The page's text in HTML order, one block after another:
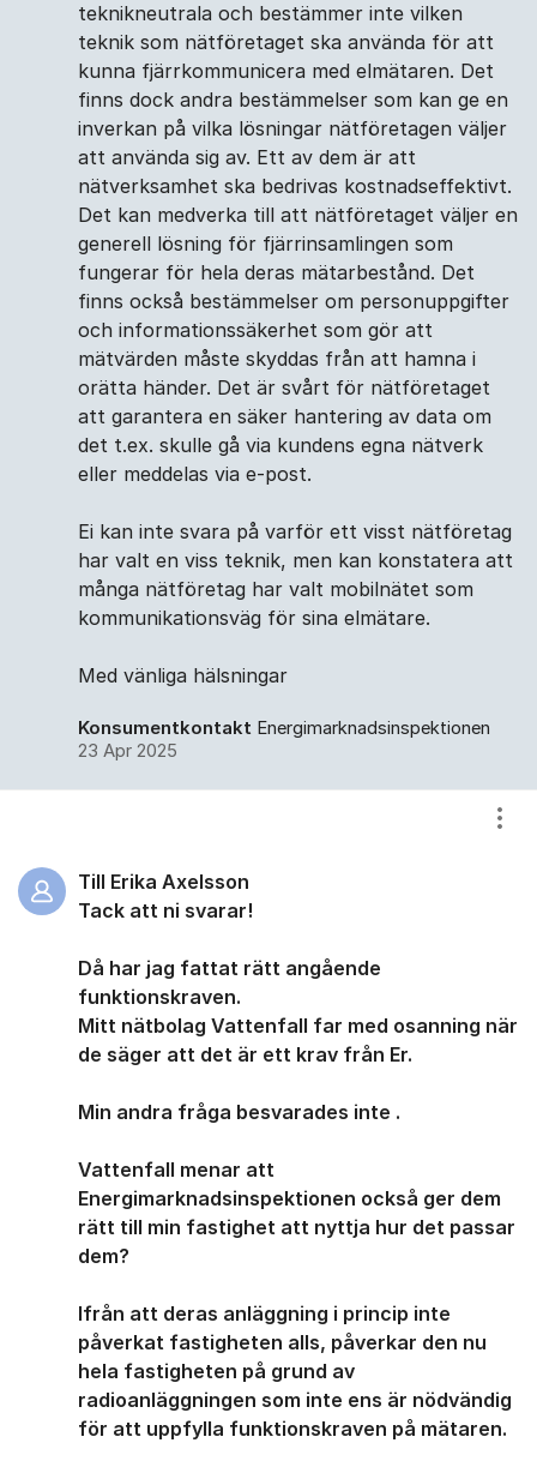
teknikneutrala och bestämmer inte vilken
teknik som nätföretaget ska använda för att
kunna fjärrkommunicera med elmätaren. Det
finns dock andra bestämmelser som kan ge en
inverkan på vilka lösningar nätföretagen väljer
att använda sig av. Ett av dem är att
nätverksamhet ska bedrivas kostnadseffektivt.
Det kan medverka till att nätföretaget väljer en
generell lösning för fjärrinsamlingen som
fungerar för hela deras mätarbestånd. Det
finns också bestämmelser om personuppgifter
och informationssäkerhet som gör att
mätvärden måste skyddas från att hamna i
orätta händer. Det är svårt för nätföretaget
att garantera en säker hantering av data om
det t.ex. skulle gå via kundens egna nätverk
eller meddelas via e-post.
Ei kan inte svara på varför ett visst nätföretag
har valt en viss teknik, men kan konstatera att
många nätföretag har valt mobilnätet som
kommunikationsväg för sina elmätare.
Med vänliga hälsningar
Konsumentkontakt Energimarknadsinspektionen
23 Apr 2025
Till Erika Axelsson
Tack att ni svarar!
Då har jag fattat rätt angående
funktionskraven.
Mitt nätbolag Vattenfall far med osanning när
de säger att det är ett krav från Er.
Min andra fråga besvarades inte .
Vattenfall menar att
Energimarknadsinspektionen också ger dem
rätt till min fastighet att nyttja hur det passar
dem?
Ifrån att deras anläggning i princip inte
påverkat fastigheten alls, påverkar den nu
hela fastigheten på grund av
radioanläggningen som inte ens är nödvändig
för att uppfylla funktionskraven på mätaren.